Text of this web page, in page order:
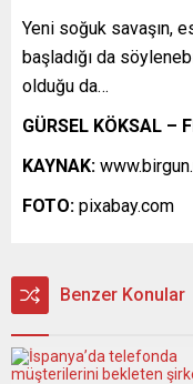
Yeni soğuk savaşın,
başladığı da
olduğu da…
GÜRSEL KÖKSAL –
KAYNAK:
FOTO: pixabay.com
Benzer Konular